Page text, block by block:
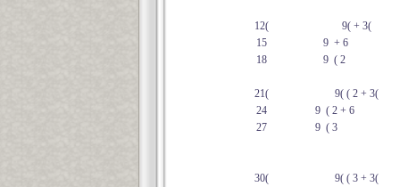
12(
9( + 3(
15
9 + 6
18
9 ( 2
21(
9( ( 2 + 3(
24
9 ( 2 + 6
27
9 ( 3
30(
9( ( 3 + 3(